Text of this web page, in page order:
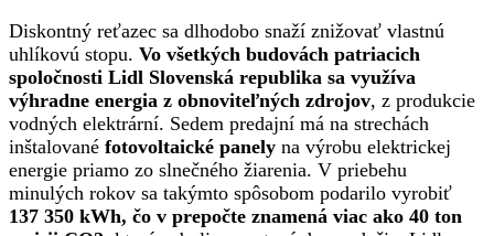
Diskontný reťazec sa dlhodobo snaží znižovať vlastnú
uhlíkovú stopu. Vo všetkých budovách patriacich
spoločnosti Lidl Slovenská republika sa využíva
výhradne energia z obnoviteľných zdrojov, z produkcie
vodných elektrární. Sedem predajní má na strechách
inštalované fotovoltaické panely na výrobu elektrickej
energie priamo zo slnečného žiarenia. V priebehu
minulých rokov sa takýmto spôsobom podarilo vyrobiť
137 350 kWh, čo v prepočte znamená viac ako 40 ton